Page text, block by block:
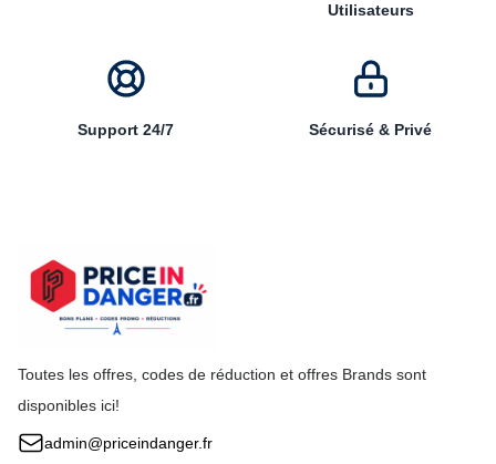
Utilisateurs
Support 24/7 Sécurisé & Privé
Toutes les offres, codes de réduction et offres Brands sont
disponibles ici!
admin@priceindanger.fr